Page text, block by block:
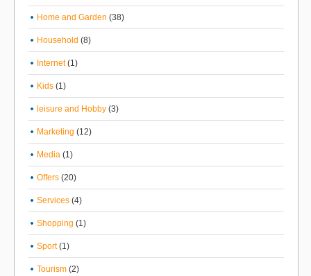
Home and Garden (38)
Household (8)
Internet(1)
Kids (1)
leisure and Hobby (3)
Marketing (12)
Media (1)
Offers (20)
Services (4)
Shopping (1)
Sport(1)
Tourism (2)